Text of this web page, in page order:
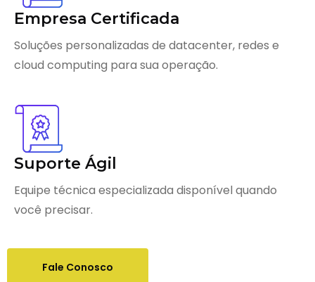
Empresa Certificada
Soluções personalizadas de datacenter, redes e
cloud computing para sua operação.
Suporte Ágil
Equipe técnica especializada disponível quando
você precisar.
Fale Conosco